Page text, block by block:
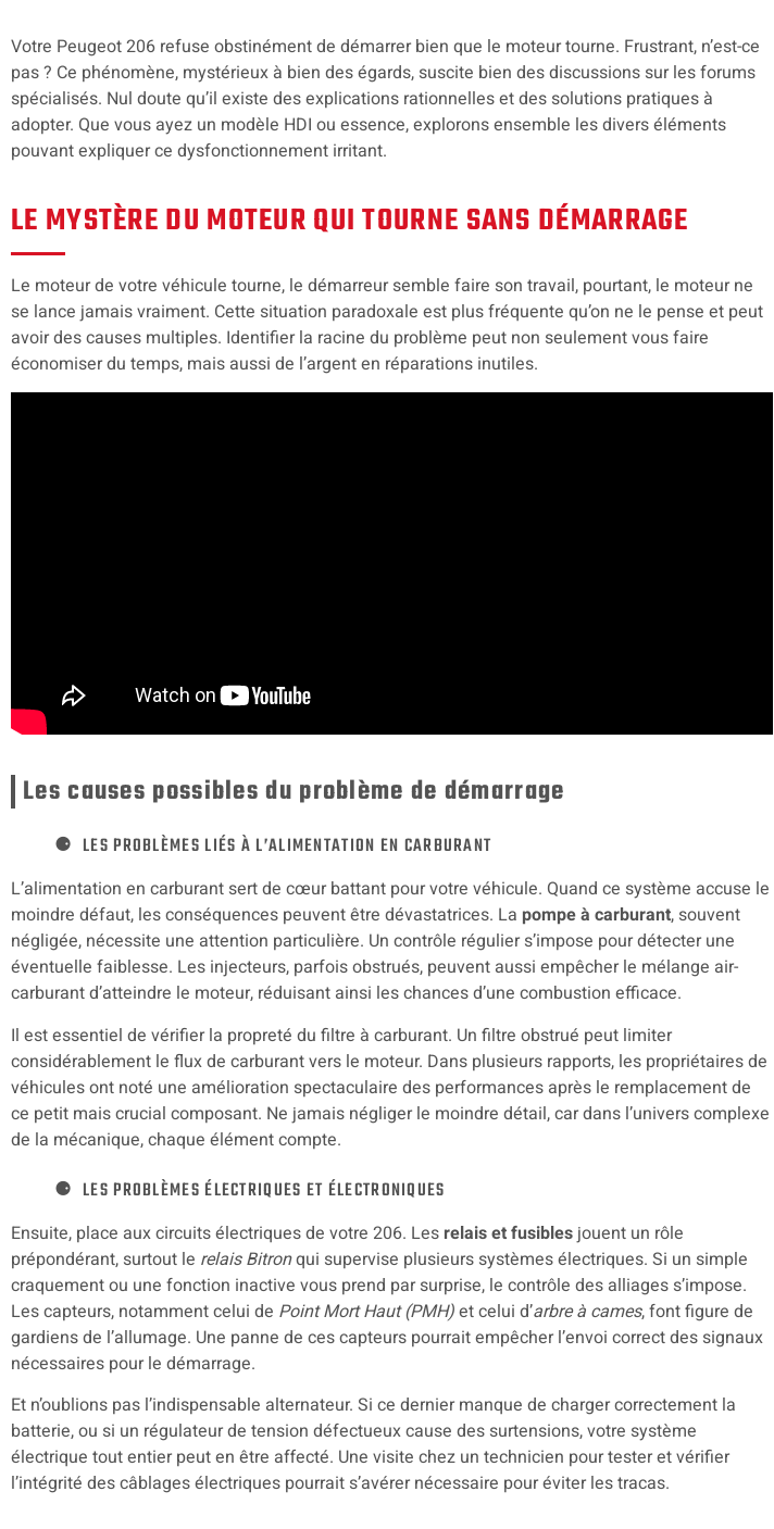
Votre Peugeot 206 refuse obstinément de démarrer bien que le moteur tourne. Frustrant, n’est-ce
pas ? Ce phénomène, mystérieux à bien des égards, suscite bien des discussions sur les forums
spécialisés. Nul doute qu’il existe des explications rationnelles et des solutions pratiques à
adopter. Que vous ayez un modèle HDI ou essence, explorons ensemble les divers éléments
pouvant expliquer ce dysfonctionnement irritant.
LE MYSTÈRE DU MOTEUR QUI TOURNE SANS DÉMARRAGE
Le moteur de votre véhicule tourne, le démarreur semble faire son travail, pourtant, le moteur ne
se lance jamais vraiment. Cette situation paradoxale est plus fréquente qu’on ne le pense et peut
avoir des causes multiples. Identifier la racine du problème peut non seulement vous faire
économiser du temps, mais aussi de l’argent en réparations inutiles.
Les causes possibles du problème de démarrage
LES PROBLÈMES LIÉS À L’ALIMENTATION EN CARBURANT
L’alimentation en carburant sert de cœur battant pour votre véhicule. Quand ce système accuse le
moindre défaut, les conséquences peuvent être dévastatrices. La pompe à carburant, souvent
négligée, nécessite une attention particulière. Un contrôle régulier s’impose pour détecter une
éventuelle faiblesse. Les injecteurs, parfois obstrués, peuvent aussi empêcher le mélange air-
carburant d’atteindre le moteur, réduisant ainsi les chances d’une combustion efficace.
Il est essentiel de vérifier la propreté du filtre à carburant. Un filtre obstrué peut limiter
considérablement le flux de carburant vers le moteur. Dans plusieurs rapports, les propriétaires de
véhicules ont noté une amélioration spectaculaire des performances après le remplacement de
ce petit mais crucial composant. Ne jamais négliger le moindre détail, car dans l’univers complexe
de la mécanique, chaque élément compte.
LES PROBLÈMES ÉLECTRIQUES ET ÉLECTRONIQUES
Ensuite, place aux circuits électriques de votre 206. Les relais et fusibles jouent un rôle
prépondérant, surtout le relais Bitronqui supervise plusieurs systèmes électriques. Si un simple
craquement ou une fonction inactive vous prend par surprise, le contrôle des alliages s’impose.
Les capteurs, notamment celui de Point Mort Haut (PMH)et celui d’arbre à cames, font figure de
gardiens de l’allumage. Une panne de ces capteurs pourrait empêcher l’envoi correct des signaux
nécessaires pour le démarrage.
Et n’oublions pas l’indispensable alternateur. Si ce dernier manque de charger correctement la
batterie, ou si un régulateur de tension défectueux cause des surtensions, votre système
électrique tout entier peut en être affecté. Une visite chez un technicien pour tester et vérifier
l’intégrité des câblages électriques pourrait s’avérer nécessaire pour éviter les tracas.